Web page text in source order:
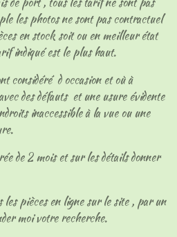
les photos ne sont pas contractuel
en stock soit ou en meilleur état
indiqué est le plus haut.
considéré d occasion et où à
des défauts et une usure évidente
inaccessible à la vue ou une
de 2 mois et sur les détails donner
pièces en ligne sur le site , par un
moi votre recherche.